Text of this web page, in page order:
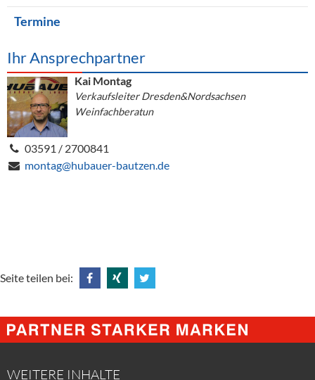
Termine
Ihr Ansprechpartner
Kai Montag
Verkaufsleiter Dresden&Nordsachsen
Weinfachberatun
03591 / 2700841
montag@hubauer-bautzen.de
Seite teilen bei:
@
Facebook
@
Xing
@
Twitter
WEITERE INHALTE